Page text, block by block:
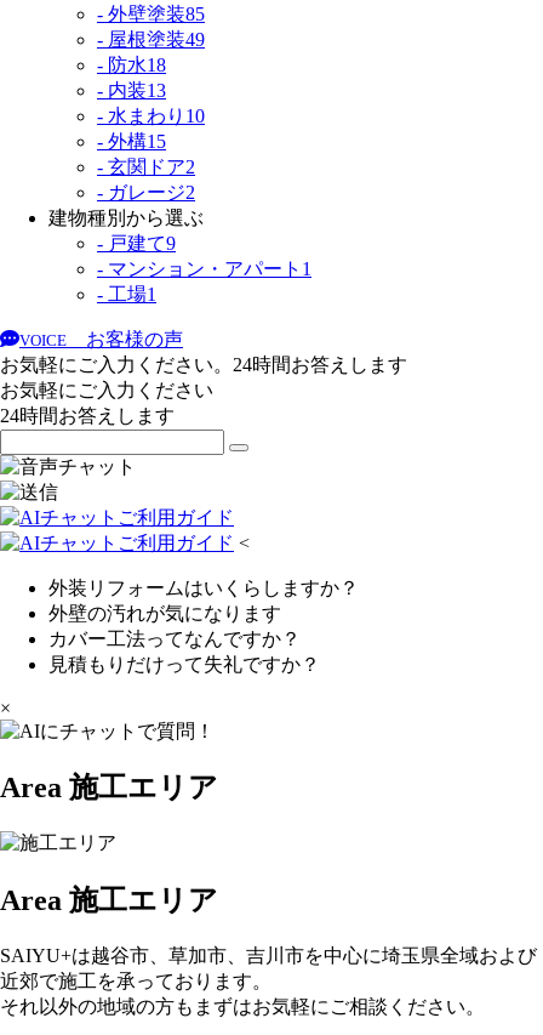
- 外壁塗装85
- 屋根塗装49
- 防水18
- 内装13
- 水まわり 10
- 外構15
- 玄関ドア2
- ガレージ2
建物種別から選ぶ
- 戸建て9
- マンション・アパート 1
- 工場1
VOICE
お客様の声
お気軽にご入力ください。24時間お答えします
お気軽にご入力ください
24時間お答えします
<
外装リフォームはいくらしますか？
外壁の汚れが気になります
カバー工法ってなんですか？
見積もりだけって失礼ですか？
×
Area 施工エリア
Area 施工エリア
SAIYU+は越谷市、草加市、吉川市を中心に埼玉県全域および
近郊で施工を承っております。
それ以外の地域の方もまずはお気軽にご相談ください。